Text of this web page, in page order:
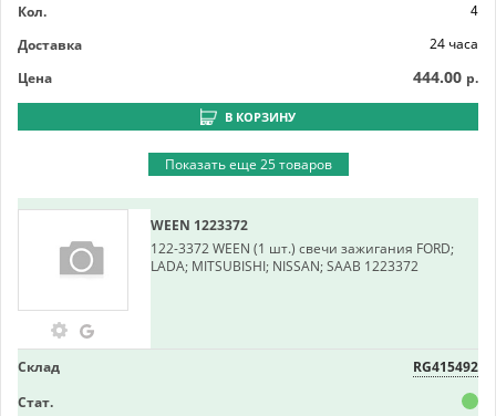
Кол.
4
Доставка
24 часа
Цена
444.00 р.
В КОРЗИНУ
Показать еще 25 товаров
WEEN 1223372
122-3372 WEEN (1 шт.) свечи зажигания FORD;
LADA; MITSUBISHI; NISSAN; SAAB 1223372
Склад
RG415492
Стат.